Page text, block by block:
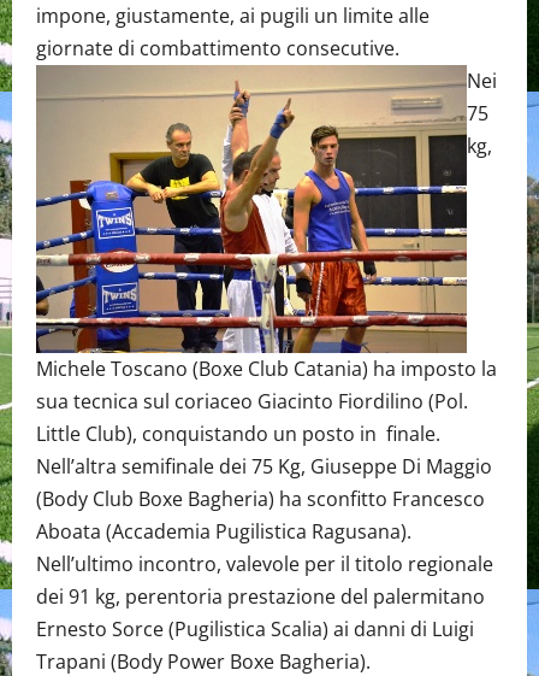
impone, giustamente, ai pugili un limite alle
giornate di combattimento consecutive.
Nei
75
kg,
Michele Toscano (Boxe Club Catania) ha imposto la
sua tecnica sul coriaceo Giacinto Fiordilino (Pol.
Little Club), conquistando un posto in finale.
Nell’altra semifinale dei 75 Kg, Giuseppe Di Maggio
(Body Club Boxe Bagheria) ha sconfitto Francesco
Aboata (Accademia Pugilistica Ragusana).
Nell’ultimo incontro, valevole per il titolo regionale
dei 91 kg, perentoria prestazione del palermitano
Ernesto Sorce (Pugilistica Scalia) ai danni di Luigi
Trapani (Body Power Boxe Bagheria).